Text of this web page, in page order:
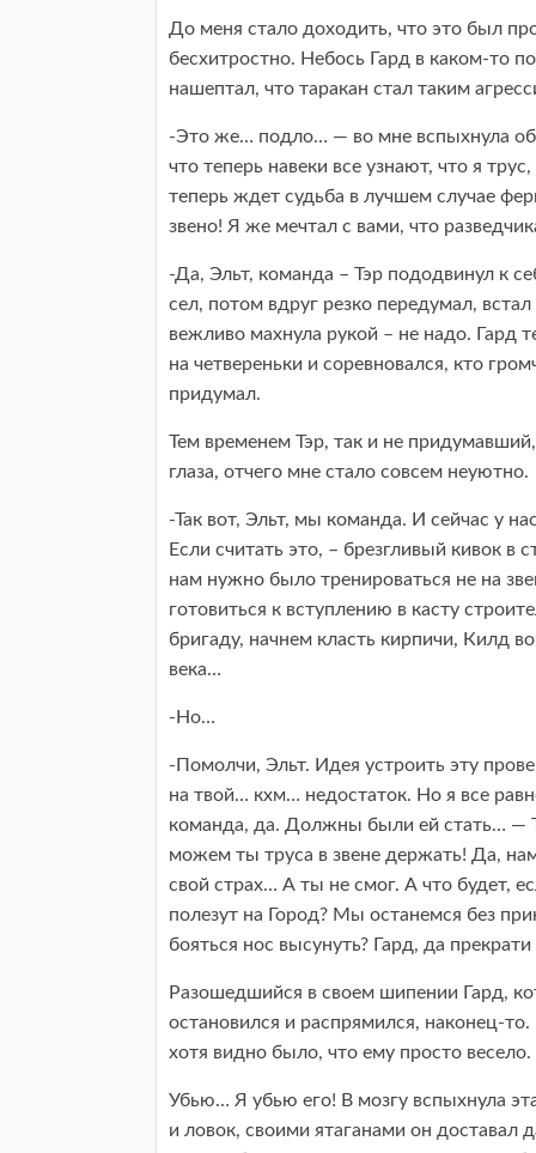
До меня стало доходить, что это был
бесхитростно. Небось Гард в каком-то
нашептал, что таракан стал таким
-Это же… подло… — во мне вспыхнула
что теперь навеки все узнают, что я
теперь ждет судьба в лучшем случае
звено! Я же мечтал с вами, что
-Да, Эльт, команда – Тэр пододвинул к
сел, потом вдруг резко передумал,
вежливо махнула рукой – не надо. Гард
на четвереньки и соревновался, кто
придумал.
Тем временем Тэр, так и не
глаза, отчего мне стало совсем неуютно.
-Так вот, Эльт, мы команда. И сейчас у
Если считать это, – брезгливый кивок в
нам нужно было тренироваться не на
готовиться к вступлению в касту
бригаду, начнем класть кирпичи, Килд
века…
-Но…
-Помолчи, Эльт. Идея устроить эту
на твой… кхм… недостаток. Но я все
команда, да. Должны были ей стать… —
можем ты труса в звене держать! Да,
свой страх… А ты не смог. А что будет,
полезут на Город? Мы останемся без
бояться нос высунуть? Гард, да
Разошедшийся в своем шипении Гард,
остановился и распрямился, наконец-
хотя видно было, что ему просто весело.
Убью… Я убью его! В мозгу вспыхнула
и ловок, своими ятаганами он доставал